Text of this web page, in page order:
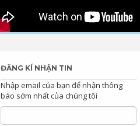
ĐĂNG KÍ NHẬN TIN
Nhập email của bạn để nhận thông
báo sớm nhất của chúng tôi